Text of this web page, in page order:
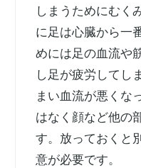
しまうためにむく
に足は心臓から一
めには足の血流や
し足が疲労してし
まい血流が悪くな
はなく顔など他の
す。放っておくと
意が必要です。